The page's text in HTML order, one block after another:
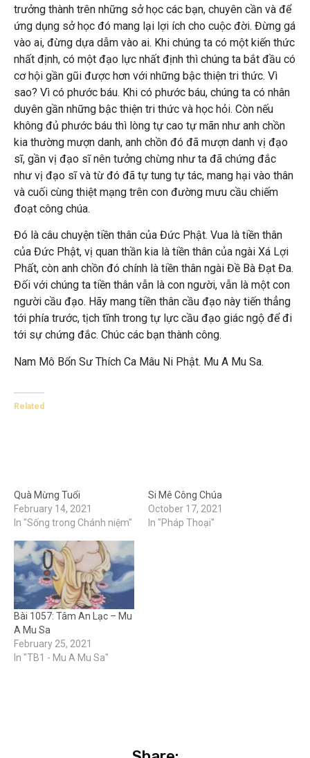
trưởng thành trên những sở học các bạn, chuyên cần và để
ứng dụng sở học đó mang lại lợi ích cho cuộc đời. Đừng gá
vào ai, đừng dựa dẫm vào ai. Khi chúng ta có một kiến thức
nhất định, có một đạo lực nhất định thì chúng ta bắt đầu có
cơ hội gần gũi được hơn với những bậc thiện tri thức. Vì
sao? Vì có phước báu. Khi có phước báu, chúng ta có nhân
duyên gần những bậc thiện tri thức và học hỏi. Còn nếu
không đủ phước báu thì lòng tự cao tự mãn như anh chồn
kia thường mượn danh, anh chồn đó đã mượn danh vị đạo
sĩ, gần vị đạo sĩ nên tưởng chừng như ta đã chứng đắc
như vị đạo sĩ và từ đó đã tự tung tự tác, mang hại vào thân
và cuối cùng thiệt mạng trên con đường mưu cầu chiếm
đoạt công chúa.
Đó là câu chuyện tiền thân của Đức Phật. Vua là tiền thân
của Đức Phật, vị quan thần kia là tiền thân của ngài Xá Lợi
Phất, còn anh chồn đó chính là tiền thân ngài Đề Bà Đạt Đa.
Đối với chúng ta tiền thân vẫn là con người, vẫn là một con
người cầu đạo. Hãy mang tiền thân cầu đạo này tiến thẳng
tới phía trước, tịch tĩnh trong tự lực cầu đạo giác ngộ để đi
tới sự chứng đắc. Chúc các bạn thành công.
Nam Mô Bổn Sư Thích Ca Mâu Ni Phật. Mu A Mu Sa.
Related
Quà Mừng Tuổi
February 14, 2021
In "Sống trong Chánh niệm"
Si Mê Công Chúa
October 17, 2021
In "Pháp Thoại"
Bài 1057: Tâm An Lạc – Mu
A Mu Sa
February 25, 2021
In "TB1 - Mu A Mu Sa"